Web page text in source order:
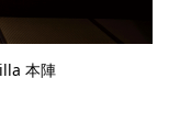
本陣